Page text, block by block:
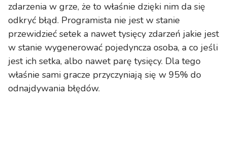
zdarzenia w grze, że to właśnie dzięki nim da się
odkryć błąd. Programista nie jest w stanie
przewidzieć setek a nawet tysięcy zdarzeń jakie jest
w stanie wygenerować pojedyncza osoba, a co jeśli
jest ich setka, albo nawet parę tysięcy. Dla tego
właśnie sami gracze przyczyniają się w 95% do
odnajdywania błędów.